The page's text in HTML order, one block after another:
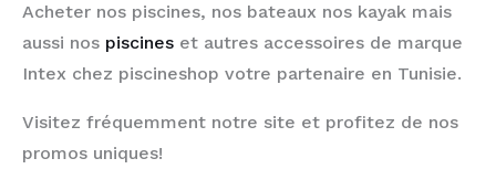
Acheter nos piscines, nos bateaux nos kayak mais
aussi nos piscines et autres accessoires de marque
Intex chez piscineshop votre partenaire en Tunisie.
Visitez fréquemment notre site et profitez de nos
promos uniques!